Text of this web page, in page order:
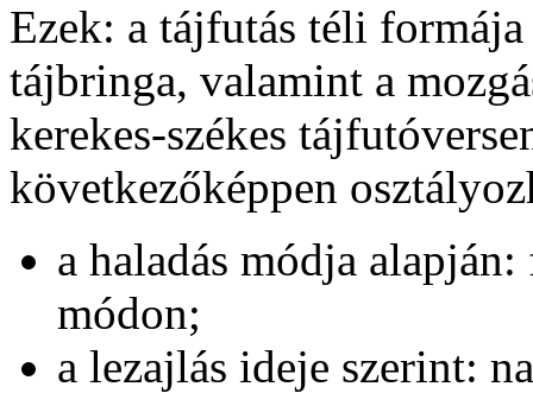
Ezek: a tájfutás téli
tájbringa, valamint a
kerekes-székes
következőképpen
a haladás módja
módon;
a lezajlás ideje szerint: